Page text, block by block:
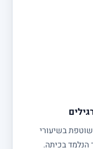
בשיעורי
הנלמד בכיתה.